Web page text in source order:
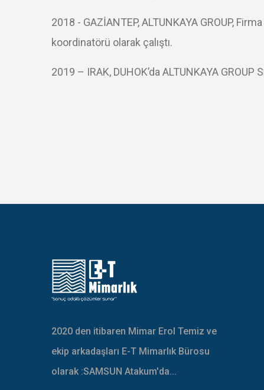
2018 - GAZİANTEP, ALTUNKAYA GROUP,
koordinatörü olarak çalıştı.
2019 – IRAK, DUHOK’da ALTUNKAYA
2020 den itibaren Mimar Erol Temiz ve
ekip arkadaşları E-T Mimarlık Bürosu
olarak :SAMSUN Atakum'da...